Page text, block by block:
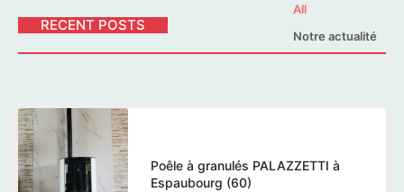
RECENT POSTS
All
Notre actualité
Poêle à granulés PALAZZETTI à
Espaubourg (60)